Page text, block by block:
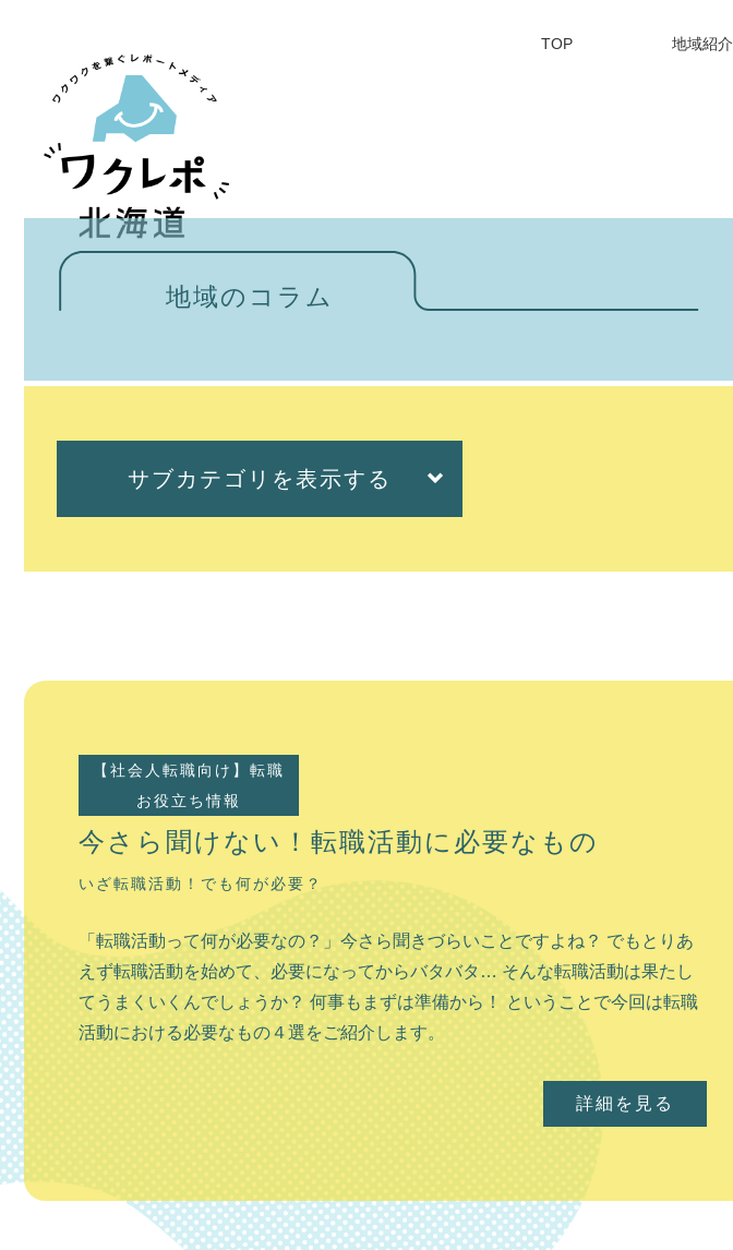
TOP 地域紹介
地域のコラム
サブカテゴリを表示する
岩見沢市の観光
人と緑豊かな街
岩見沢市は札幌市から車で約1時間ほどの場所に位置しています。 北海道の玄関
行くにもアクセス良好なのが特徴です。 生活する上では十分な都市機能も有
し、緑豊かで農業も盛ん、様々な面で非常にバランスの取れているのが岩見沢市
の...
詳細を見る
サブカテゴリを表示する
【社会人転職向け】転職
お役立ち情報
今さら聞けない！転職活動に必要なもの
いざ転職活動！でも何が必要？
「転職活動って何が必要なの？」今さら聞きづらいことですよね？ でもとりあ
えず転職活動を始めて、必要になってからバタバタ… そんな転職活動は果たし
てうまくいくんでしょうか？ 何事もまずは準備から！ ということで今回は転職
活動における必要なもの４選をご紹介します。
詳細を見る